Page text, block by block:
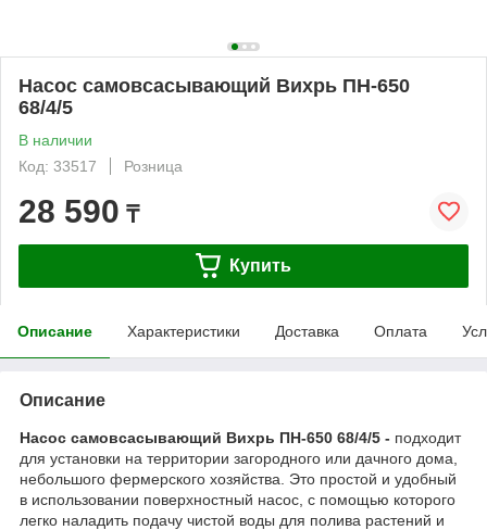
Насос самовсасывающий Вихрь ПН-650
68/4/5
В наличии
Код: 33517
Розница
28 590 ₸
Купить
Описание Характеристики Доставка Оплата
Описание
Насос самовсасывающий Вихрь ПН-650 68/4/5​​ - подходит
для установки на территории загородного или дачного дома,
небольшого фермерского хозяйства. Это простой и удобный
в использовании поверхностный насос, с помощью которого
легко наладить подачу чистой воды для полива растений и